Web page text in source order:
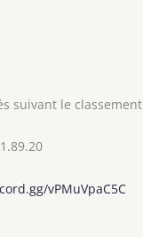
suivant le classement
vPMuVpaC5C